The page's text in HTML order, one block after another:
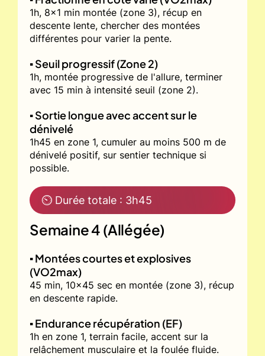
1h, 8x1 min montée (zone 3), récup en
descente lente, chercher des montées
différentes pour varier la pente.
▪️ Seuil progressif (Zone 2)
1h, montée progressive de l'allure, terminer
avec 15 min à intensité seuil (zone 2).
▪️ Sortie longue avec accent sur le
dénivelé
1h45 en zone 1, cumuler au moins 500 m de
dénivelé positif, sur sentier technique si
possible.
⏲ Durée totale : 3h45
Semaine 4 (Allégée)
▪️ Montées courtes et explosives
(VO2max)
45 min, 10x45 sec en montée (zone 3), récup
en descente rapide.
▪️ Endurance récupération (EF)
1h en zone 1, terrain facile, accent sur la
relâchement musculaire et la foulée fluide.